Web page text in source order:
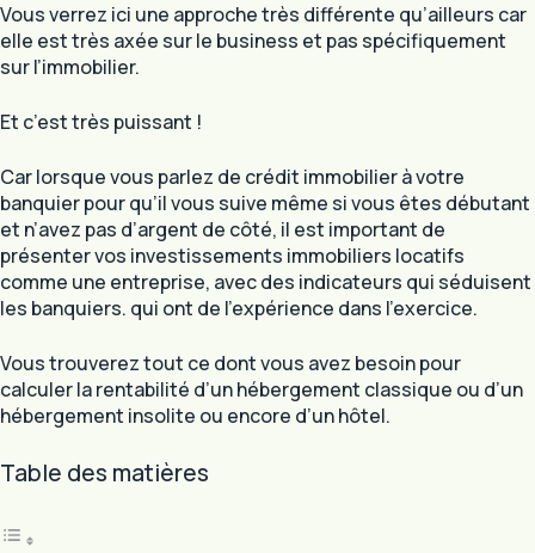
Vous verrez ici une approche très différente qu’ailleurs car
elle est très axée sur le business et pas spécifiquement
sur l’immobilier.
Et c’est très puissant !
Car lorsque vous parlez de crédit immobilier à votre
banquier pour qu’il vous suive même si vous êtes débutant
et n’avez pas d’argent de côté, il est important de
présenter vos investissements immobiliers locatifs
comme une entreprise, avec des indicateurs qui séduisent
les banquiers. qui ont de l’expérience dans l’exercice.
Vous trouverez tout ce dont vous avez besoin pour
calculer la rentabilité d’un hébergement classique ou d’un
hébergement insolite ou encore d’un hôtel.
Table des matières